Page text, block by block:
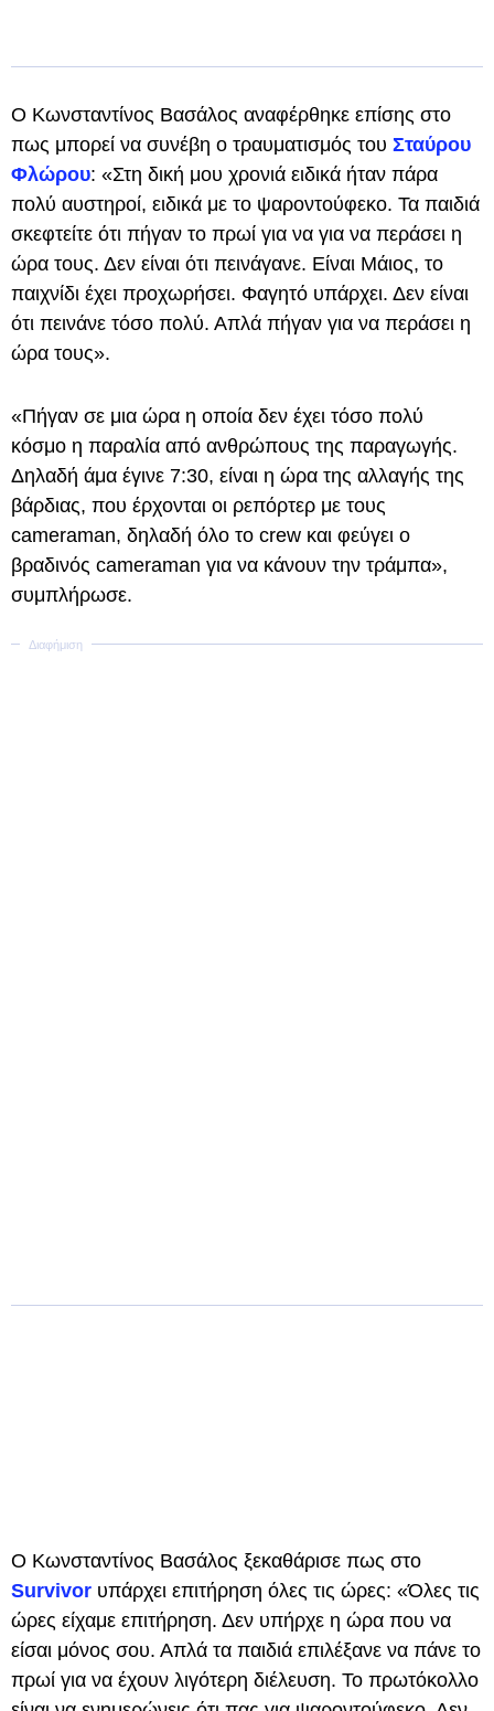
Ο Κωνσταντίνος Βασάλος αναφέρθηκε επίσης στο
πως μπορεί να συνέβη ο τραυματισμός του Σταύρου
Φλώρου: «Στη δική μου χρονιά ειδικά ήταν πάρα
πολύ αυστηροί, ειδικά με το ψαροντούφεκο. Τα παιδιά
σκεφτείτε ότι πήγαν το πρωί για να για να περάσει η
ώρα τους. Δεν είναι ότι πεινάγανε. Είναι Μάιος, το
παιχνίδι έχει προχωρήσει. Φαγητό υπάρχει. Δεν είναι
ότι πεινάνε τόσο πολύ. Απλά πήγαν για να περάσει η
ώρα τους».
«Πήγαν σε μια ώρα η οποία δεν έχει τόσο πολύ
κόσμο η παραλία από ανθρώπους της παραγωγής.
Δηλαδή άμα έγινε 7:30, είναι η ώρα της αλλαγής της
βάρδιας, που έρχονται οι ρεπόρτερ με τους
cameraman, δηλαδή όλο το crew και φεύγει ο
βραδινός cameraman για να κάνουν την τράμπα»,
συμπλήρωσε.
Ο Κωνσταντίνος Βασάλος ξεκαθάρισε πως στο
Survivor υπάρχει επιτήρηση όλες τις ώρες: «Όλες τις
ώρες είχαμε επιτήρηση. Δεν υπήρχε η ώρα που να
είσαι μόνος σου. Απλά τα παιδιά επιλέξανε να πάνε το
πρωί για να έχουν λιγότερη διέλευση. Το πρωτόκολλο